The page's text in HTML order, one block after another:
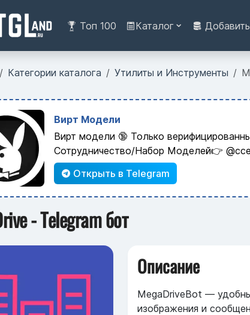
Топ 100 Каталог
Категории каталога Утилиты и Инструменты
Вирт Модели
Вирт модели 🔞 Только
Сотрудничество/Набор Моделей👉
Открыть в Telegram
- Telegram бот
Описание
MegaDriveBot —
изображения и